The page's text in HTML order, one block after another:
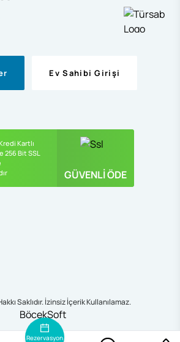
Rezervasyon
Ev Sahibi Girişi
Kartlı
256 Bit SSL
GÜVENLİ ÖDE
Saklıdır. İzinsiz İçerik Kullanılamaz.
BöcekSoft